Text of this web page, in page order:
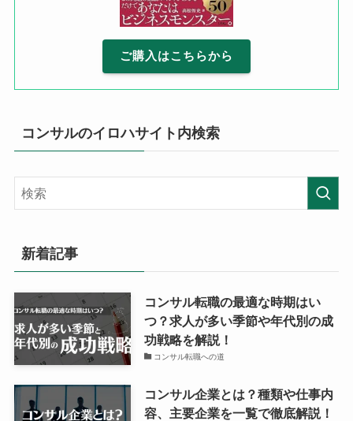
ご購入はこちらから
コンサルのイロハサイト内検索
新着記事
コンサル転職の最適な時期はい
つ？求人が多い季節や年代別の成
功戦略を解説！
コンサル転職への道
コンサル企業とは？種類や仕事内
容、主要企業を一覧で徹底解説！